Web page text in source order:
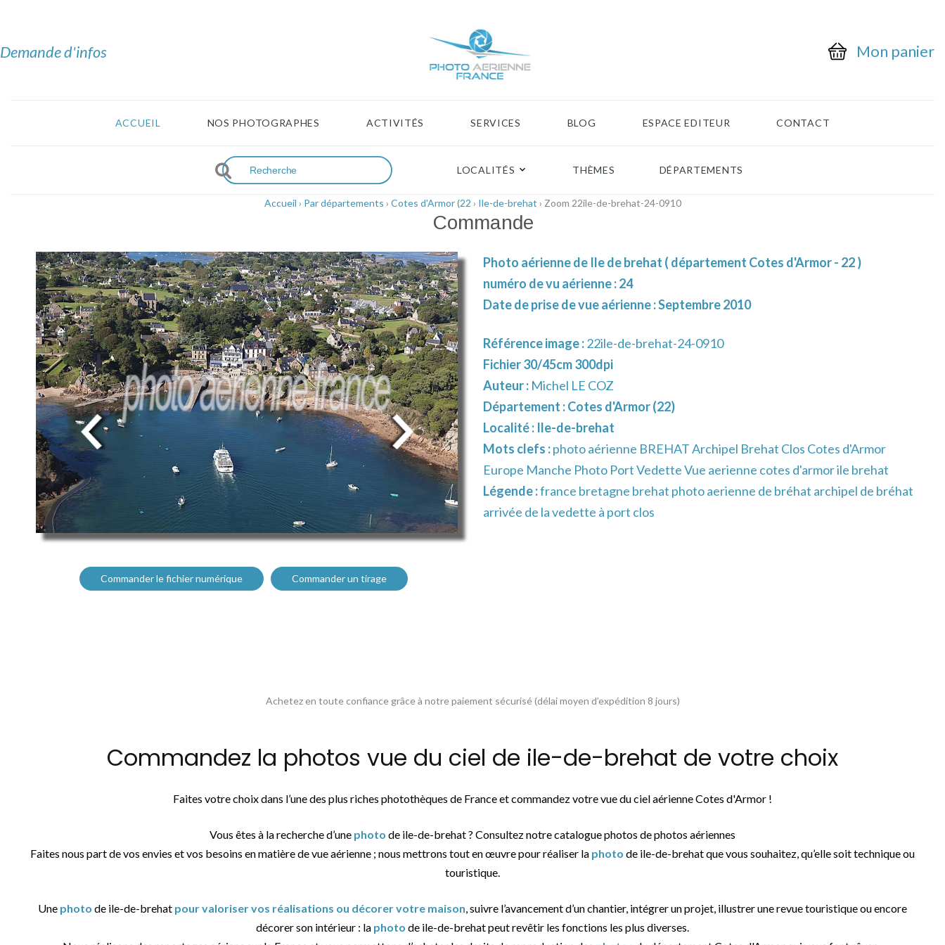
Demande d'infos Mon panier
ACCUEIL NOS PHOTOGRAPHES ACTIVITÉS SERVICES BLOG ESPACE EDITEUR CONTACT
LOCALITÉS THÈMES DÉPARTEMENTS
Accueil › Par départements › Cotes d'Armor (22 › Ile-de-brehat › Zoom 22ile-de-brehat-24-0910
Commande
Commander le fichier numérique Commander un tirage
Photo aérienne de Ile de brehat ( département Cotes d'Armor - 22 )
numéro de vu aérienne : 24
Date de prise de vue aérienne : Septembre 2010
Référence image :22ile-de-brehat-24-0910
Fichier 30/45cm 300dpi
Auteur : Michel LE COZ
Département :Cotes d'Armor (22)
Localité : Ile-de-brehat
Mots clefs :photo aérienne BREHAT Archipel Brehat Clos Cotes d'Armor
Europe Manche Photo Port Vedette Vue aerienne cotes d'armor ile brehat
Légende :france bretagne brehat photo aerienne de bréhat archipel de bréhat
arrivée de la vedette à port clos
Achetez en toute confiance grâce à notre paiement sécurisé (délai moyen d’expédition 8 jours)
Commandez la photos vue du ciel de ile-de-brehat de votre choix
Faites votre choix dans l’une des plus riches photothèques de France et commandez votre vue du ciel aérienne Cotes d'Armor !
Vous êtes à la recherche d’une photo de ile-de-brehat ? Consultez notre catalogue photos de photos aériennes
Faites nous part de vos envies et vos besoins en matière de vue aérienne ; nous mettrons tout en œuvre pour réaliser la photo de ile-de-brehat que vous souhaitez, qu’elle soit technique ou
touristique.
Une photo de ile-de-brehat pour valoriser vos réalisations ou décorer votre maison, suivre l’avancement d’un chantier, intégrer un projet, illustrer une revue touristique ou encore
décorer son intérieur : la photo de ile-de-brehat peut revêtir les fonctions les plus diverses.